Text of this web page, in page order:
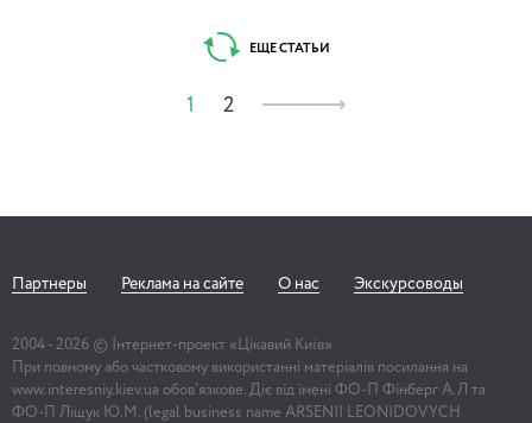
ЕЩЕ СТАТЬИ
1 2
Партнеры Реклама на сайте О нас Экскурсоводы
2004 - 2026 © Інтернет-проект «Цікавий Київ»
При повному або частковому використанні матеріалів посилання на
www.interesniy.kiev.ua обов'язкове. Діє від імені ФО-П Фінберг А.Л та
ФО-П Ліщук Ю.М. (legal business name ARSENII LEONIDOVYCH